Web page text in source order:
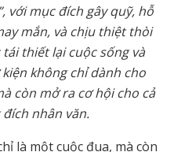
với mục đích gây quỹ, hỗ
mắn, và chịu thiệt thòi
thiết lại cuộc sống và
không chỉ dành cho
còn mở ra cơ hội cho cả
nhân văn.
là một cuộc đua, mà còn